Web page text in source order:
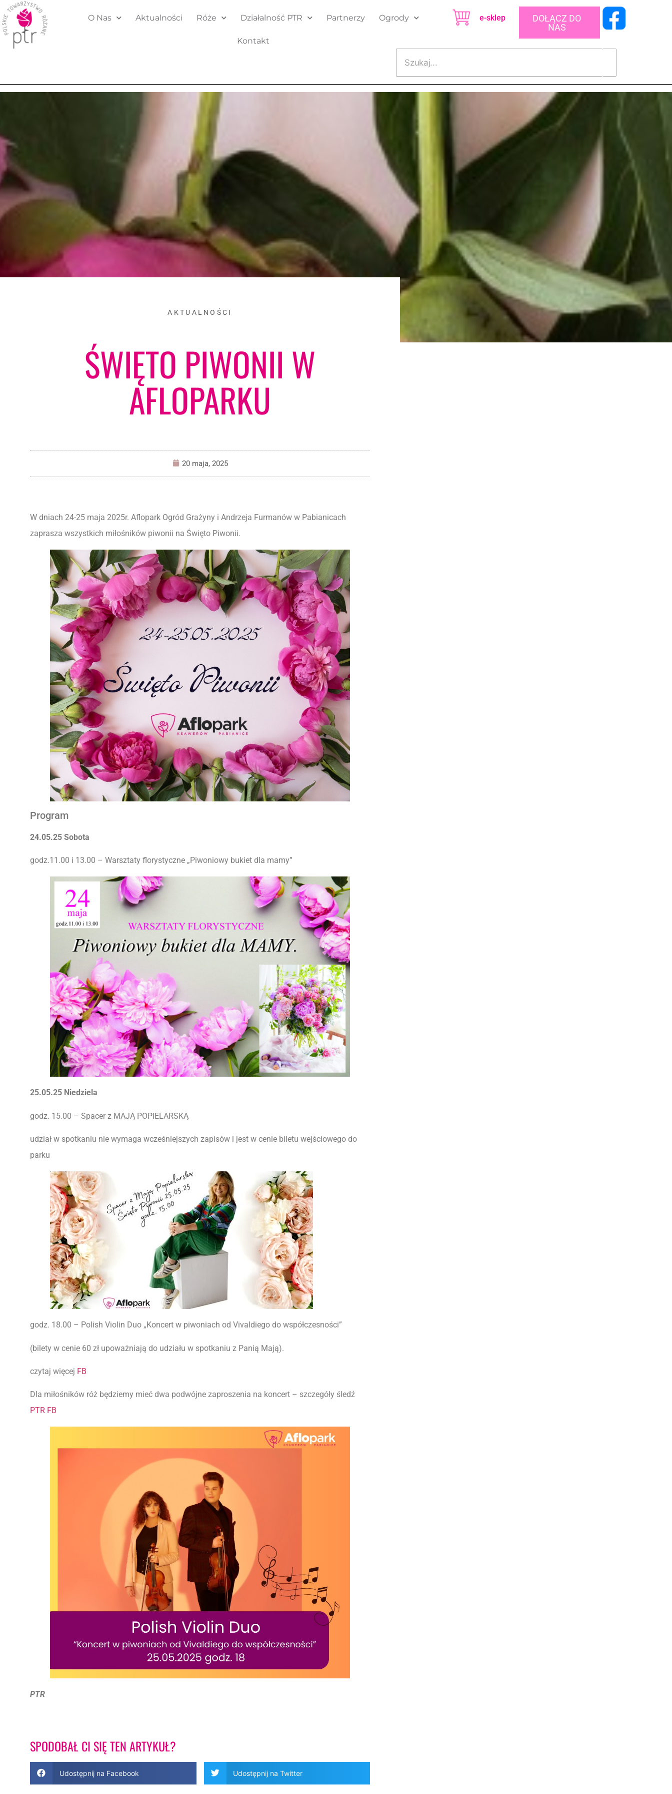
O Nas Aktualności Róże Działalność PTR Partnerzy Ogrody
Kontakt
e-sklep
DOŁĄCZ DO
NAS
AKTUALNOŚCI
ŚWIĘTO PIWONII W
AFLOPARKU
20 maja, 2025
W dniach 24-25 maja 2025r. Aflopark Ogród Grażyny i Andrzeja Furmanów w Pabianicach
zaprasza wszystkich miłośników piwonii na Święto Piwonii.
Program
24.05.25 Sobota
godz.11.00 i 13.00 – Warsztaty florystyczne „Piwoniowy bukiet dla mamy”
25.05.25 Niedziela
godz. 15.00 – Spacer z MAJĄ POPIELARSKĄ
udział w spotkaniu nie wymaga wcześniejszych zapisów i jest w cenie biletu wejściowego do
parku
godz. 18.00 – Polish Violin Duo „Koncert w piwoniach od Vivaldiego do współczesności”
(bilety w cenie 60 zł upoważniają do udziału w spotkaniu z Panią Mają).
czytaj więcej FB
Dla miłośników róż będziemy mieć dwa podwójne zaproszenia na koncert – szczegóły śledź
PTR FB
PTR
SPODOBAŁ CI SIĘ TEN ARTYKUŁ?
Udostępnij na Facebook Udostępnij na Twitter